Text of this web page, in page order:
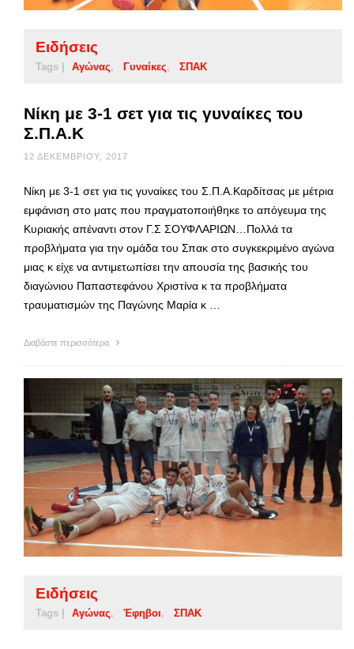
Ειδήσεις
Tags | Αγώνας Γυναίκες ΣΠΑΚ
Νίκη με 3-1 σετ για τις γυναίκες του
Σ.Π.Α.Κ
12 ΔΕΚΕΜΒΡΊΟΥ, 2017
Νίκη με 3-1 σετ για τις γυναίκες του Σ.Π.Α.Καρδίτσας με μέτρια
εμφάνιση στο ματς που πραγματοποιήθηκε το απόγευμα της
Κυριακής απέναντι στον Γ.Σ ΣΟΥΦΛΑΡΙΩΝ…Πολλά τα
προβλήματα για την ομάδα του Σπακ στο συγκεκριμένο αγώνα
μιας κ είχε να αντιμετωπίσει την απουσία της βασικής του
διαγώνιου Παπαστεφάνου Χριστίνα κ τα προβλήματα
τραυματισμών της Παγώνης Μαρία κ …
Διαβάστε περισσότερα
Ειδήσεις
Tags | Αγώνας Έφηβοι ΣΠΑΚ